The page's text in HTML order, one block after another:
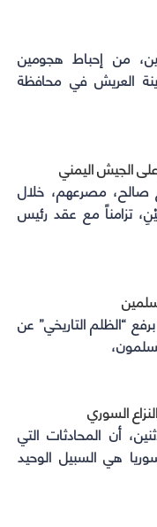
من إحباط هجومين
العريش في محافظة
الجيش اليمني
صالح، مصرعهم، خلال
تزامناً مع عقد رئيس
“الظلم التاريخي” عن
السوري
أن المحادثات التي
هي السبيل الوحيد